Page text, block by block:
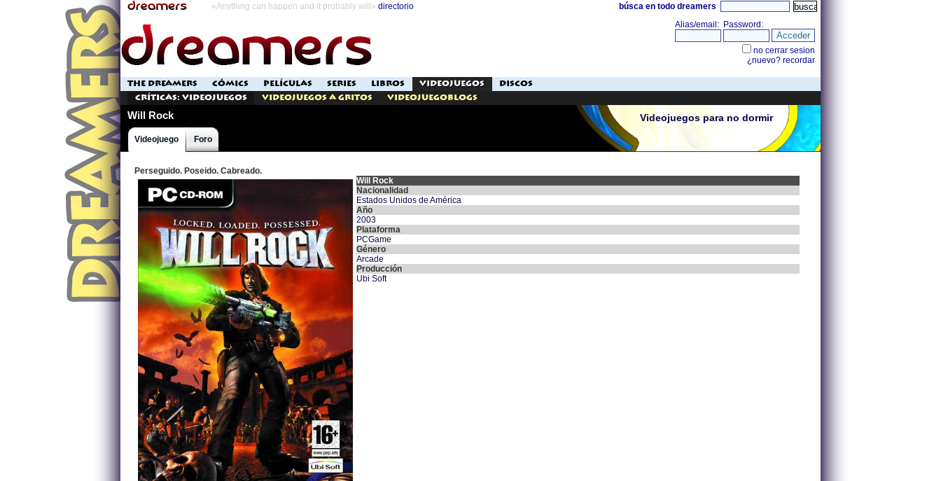
«Anything can happen and it probably will» directorio búsca en todo dreamers
THE DREAMERS CÓMICS PELÍCULAS SERIES LIBROS VIDEOJUEGOS
DISCOS
Críticas: Videojuegos
Videojuegos a Gritos Videojuegoblogs
Will Rock Videojuegos para no dormir
Videojuego Foro
Perseguido. Poseido. Cabreado.
Will Rock
Nacionalidad
Estados Unidos de América
Año
2003
Plataforma
PCGame
Género
Arcade
Producción
Ubi Soft